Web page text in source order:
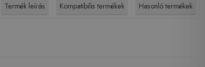
Termék leírás Kompatibilis termékek Hasonló termékek